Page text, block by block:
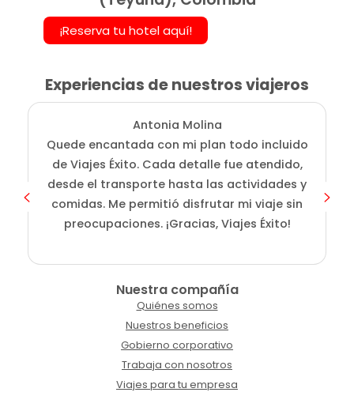
¡Reserva tu hotel aquí!
Experiencias de nuestros viajeros
Antonia Molina
Quede encantada con mi plan todo incluido
de Viajes Éxito. Cada detalle fue atendido,
desde el transporte hasta las actividades y
comidas. Me permitió disfrutar mi viaje sin
preocupaciones. ¡Gracias, Viajes Éxito!
Nuestra compañía
Quiénes somos
Nuestros beneficios
Gobierno corporativo
Trabaja con nosotros
Viajes para tu empresa